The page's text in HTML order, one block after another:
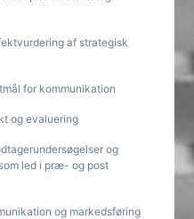
af strategisk
for kommunikation
og evaluering
og
led i præ- og post
og markedsføring